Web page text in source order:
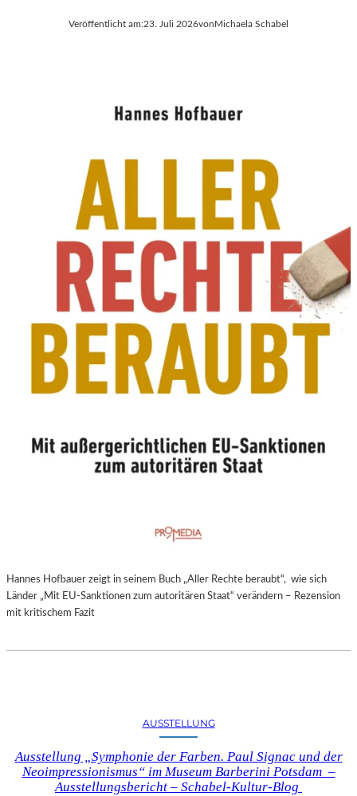
Veröffentlicht am:23. Juli 2026von Michaela Schabel
Hannes Hofbauer zeigt in seinem Buch „Aller Rechte beraubt“, wie sich
Länder „Mit EU-Sanktionen zum autoritären Staat“ verändern – Rezension
mit kritischem Fazit
AUSSTELLUNG
Ausstellung „Symphonie der Farben. Paul Signac und der
Neoimpressionismus“ im Museum Barberini Potsdam –
Ausstellungsbericht – Schabel-Kultur-Blog